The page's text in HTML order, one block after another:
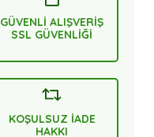
GÜVENLİ ALIŞVERİŞ
SSL GÜVENLİĞİ
KOŞULSUZ İADE
HAKKI